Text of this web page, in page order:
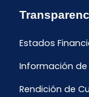
Estados
Información de
Rendición de